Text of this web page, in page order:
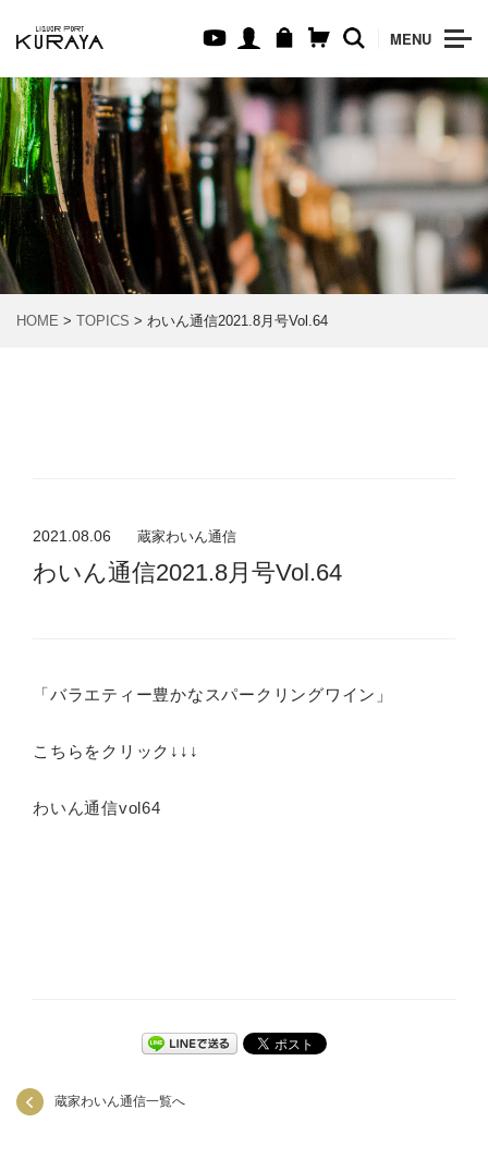
MENU
HOME > TOPICS > わいん通信2021.8月号Vol.64
2021.08.06 蔵家わいん通信
わいん通信2021.8月号Vol.64
「バラエティー豊かなスパークリングワイン」
こちらをクリック↓↓↓
わいん通信vol64
蔵家わいん通信一覧へ